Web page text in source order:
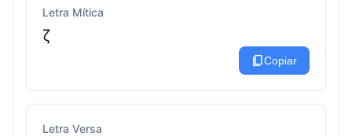
Letra Mítica
ζ
content_copyCopiar
Letra Versa